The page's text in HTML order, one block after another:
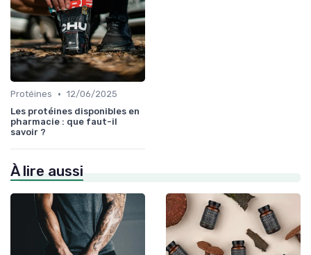
Protéines • 12/06/2025
Les protéines disponibles en
pharmacie : que faut-il
savoir ?
À lire aussi